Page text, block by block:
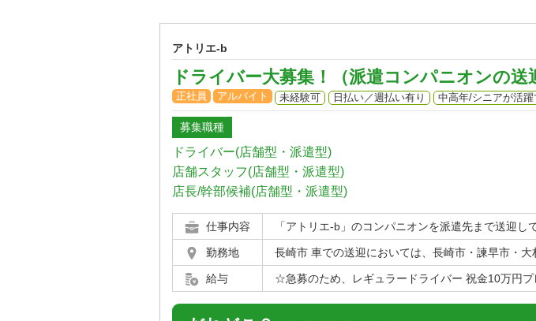
アトリエ-b
ドライバー大募集！（派遣コンパニオンの
正社員 アルバイト 未経験可 日払い／週払い有り 中高年/シニアが活
募集職種
ドライバー(店舗型・派遣型)
店舗スタッフ(店舗型・派遣型)
店長/幹部候補(店舗型・派遣型)
仕事内容 「アトリエ-b」のコンパニオンを派遣先まで送迎し
勤務地 長崎市 車での送迎においては、長崎市・諫早市・大
給与 ☆急募のため、レギュラードライバー 祝金10万円